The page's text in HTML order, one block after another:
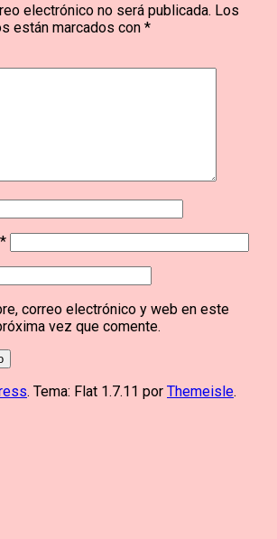
electrónico no será publicada. Los
están marcados con *
*
correo electrónico y web en este
vez que comente.
. Tema: Flat 1.7.11 por Themeisle.